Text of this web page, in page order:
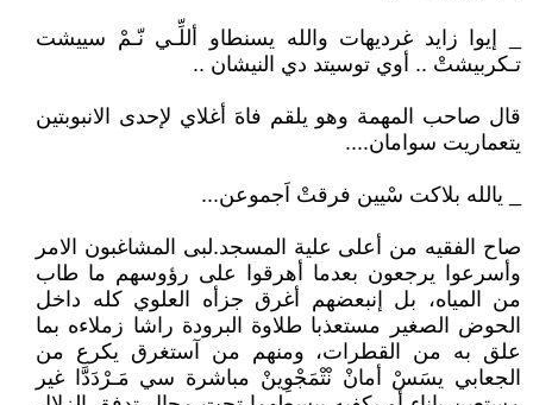
_ إيوا زايد غرديهات والله يسنطاو أللِّـي نّـمْ سييشت
تـكربيشتْ .. أوي توسيتد دي النيشان ..
قال صاحب المهمة وهو يلقم فاهَ أغلاي لإحدى الانبوبتين
يتعماريت سوامان....
_ يالله بلاكت سْيين فرقتْ اَجموعن...
صاح الفقيه من أعلى علية المسجد.لبى المشاغبون الامر
وأسرعوا يرجعون بعدما أهرقوا على رؤوسهم ما طاب
من المياه، بل إنبعضهم أغرق جزأه العلوي كله داخل
الحوض الصغير مستعذبا طلاوة البرودة راشا زملاءه بما
علق به من القطرات، ومنهم من آستغرق يكرع من
الجعابي يسَسْ أمانْ نْتْمَجْوِينْ مباشرة سي مَـرْدَدَّا غير